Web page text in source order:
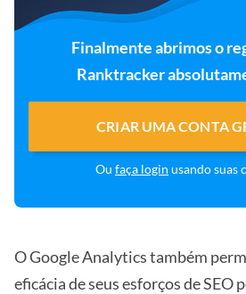
Finalmente abrimos o
Ranktracker
CRIAR UMA CONTA
Ou faça login usando suas
O Google Analytics também
eficácia de seus esforços de SEO